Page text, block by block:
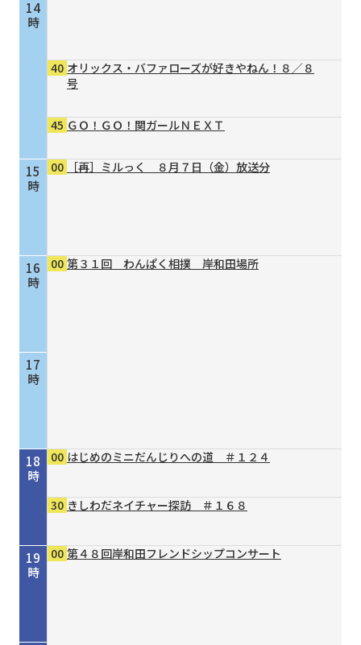
14
時
15
時
16
時
17
時
18
時
19
時
40 オリックス・バファローズが好きやねん！８／８
号
45 ＧＯ！ＧＯ！関ガールＮＥＸＴ
00 ［再］ミルっく ８月７日（金）放送分
00 第３１回 わんぱく相撲 岸和田場所
00 はじめのミニだんじりへの道 ＃１２４
30 きしわだネイチャー探訪 ＃１６８
00 第４８回岸和田フレンドシップコンサート